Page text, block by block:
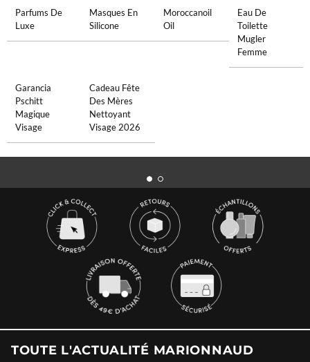
Parfums De
Luxe
Masques En
Silicone
Moroccanoil
Oil
Eau De
Toilette
Mugler
Femme
Garancia
Pschitt
Magique
Visage
Cadeau Fête
Des Mères
Nettoyant
Visage 2026
TOUTE L'ACTUALITÉ MARIONNAUD